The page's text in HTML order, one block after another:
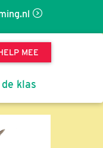
MEE
de klas